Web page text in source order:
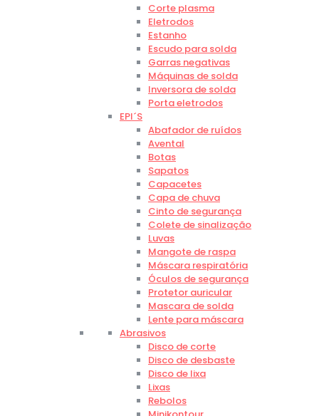
Corte plasma
Eletrodos
Estanho
Escudo para solda
Garras negativas
Máquinas de solda
Inversora de solda
Porta eletrodos
EPI´S
Abafador de ruídos
Avental
Botas
Sapatos
Capacetes
Capa de chuva
Cinto de segurança
Colete de sinalização
Luvas
Mangote de raspa
Máscara respiratória
Óculos de segurança
Protetor auricular
Mascara de solda
Lente para máscara
Abrasivos
Disco de corte
Disco de desbaste
Disco de lixa
Lixas
Rebolos